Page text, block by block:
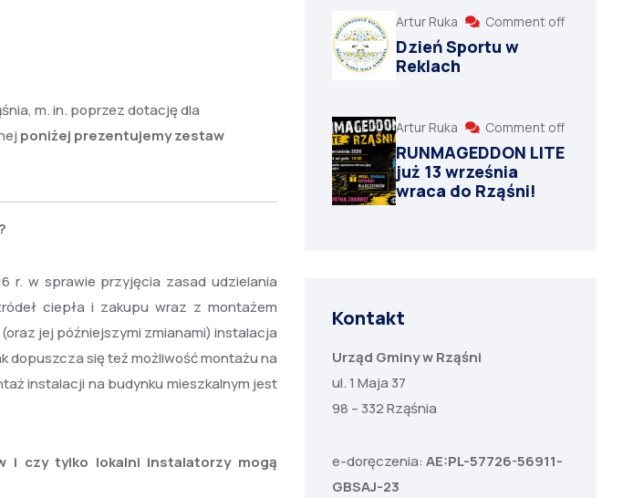
m. in. poprzez dotację dla
poniżej prezentujemy zestaw
r. w sprawie przyjęcia zasad udzielania
ciepła i zakupu wraz z montażem
jej późniejszymi zmianami) instalacja
dopuszcza się też możliwość montażu na
instalacji na budynku mieszkalnym jest
i czy tylko lokalni instalatorzy mogą
Artur Ruka Comment off
Dzień Sportu w
Reklach
Artur Ruka Comment off
RUNMAGEDDON LITE
już 13 września
wraca do Rząśni!
Kontakt
Urząd Gminy w Rząśni
ul. 1 Maja 37
98 – 332 Rząśnia
e-doręczenia: AE:PL-57726-56911-
GBSAJ-23